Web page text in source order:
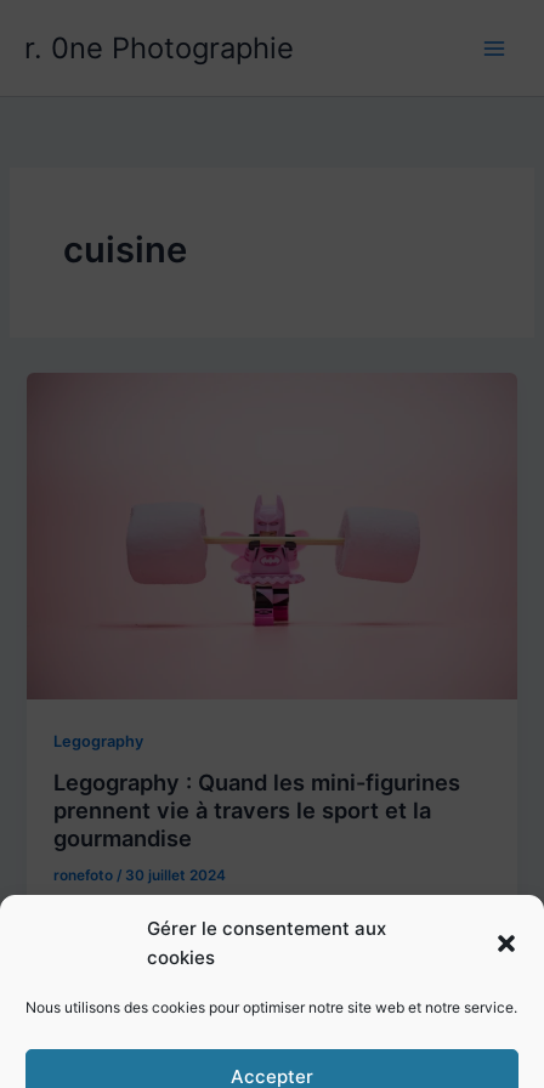
Gérer le consentement aux
cookies
Nous utilisons des cookies pour optimiser notre site web et notre service.
Accepter
r. 0ne Photographie
cuisine
Legography
Legography : Quand les mini-figurines
prennent vie à travers le sport et la
gourmandise
ronefoto/ 30 juillet 2024
La legography est un art fascinant qui consiste à
créer des mises en scène captivantes avec des